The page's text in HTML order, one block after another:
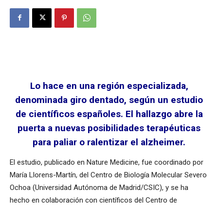
Lo hace en una región especializada,
denominada giro dentado, según un estudio
de científicos españoles. El hallazgo abre la
puerta a nuevas posibilidades terapéuticas
para paliar o ralentizar el alzheimer.
El estudio, publicado en Nature Medicine, fue coordinado por
María Llorens-Martín, del Centro de Biología Molecular Severo
Ochoa (Universidad Autónoma de Madrid/CSIC), y se ha
hecho en colaboración con científicos del Centro de